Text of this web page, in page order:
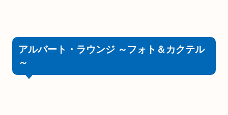
アルバート・ラウンジ ～フォト＆カクテル
～